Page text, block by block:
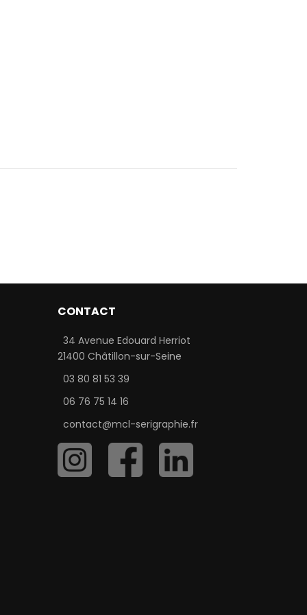
CONTACT
34 Avenue Edouard Herriot
21400 Châtillon-sur-Seine
03 80 81 53 39
06 76 75 14 16
contact@mcl-serigraphie.fr